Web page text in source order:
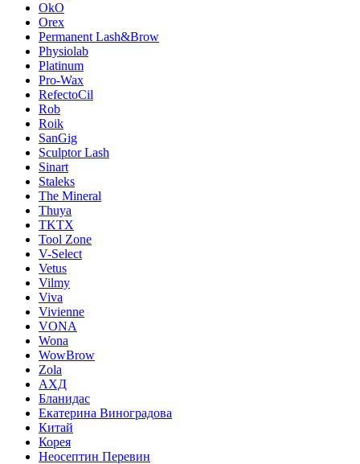
OkO
Orex
Permanent Lash&Brow
Physiolab
Platinum
Pro-Wax
RefectoCil
Rob
Roik
SanGig
Sculptor Lash
Sinart
Staleks
The Mineral
Thuya
TKTX
Tool Zone
V-Select
Vetus
Vilmy
Viva
Vivienne
VONA
Wona
WowBrow
Zola
АХД
Бланидас
Екатерина Виноградова
Китай
Корея
Неосептин Перевин